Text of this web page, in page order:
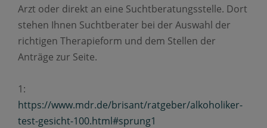
Arzt oder direkt an eine Suchtberatungsstelle. Dort
stehen Ihnen Suchtberater bei der Auswahl der
richtigen Therapieform und dem Stellen der
Anträge zur Seite.
1:
https://www.mdr.de/brisant/ratgeber/alkoholiker-
test-gesicht-100.html#sprung1